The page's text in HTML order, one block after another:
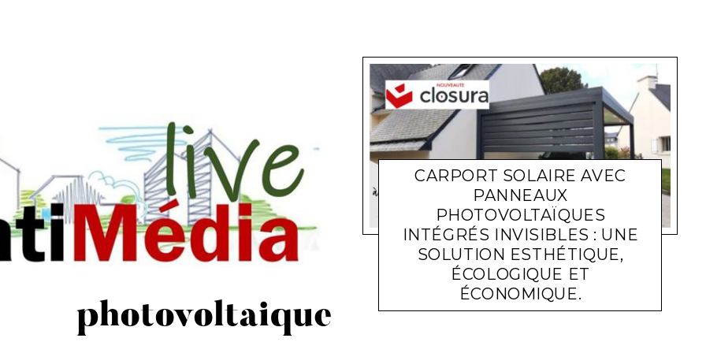
photovoltaique
CARPORT SOLAIRE AVEC
PANNEAUX
PHOTOVOLTAÏQUES
INTÉGRÉS INVISIBLES : UNE
SOLUTION ESTHÉTIQUE,
ÉCOLOGIQUE ET
ÉCONOMIQUE.
ACTUALITÉ ENTREPRISES LARA GASQUET 6 DÉCEMBRE 2023